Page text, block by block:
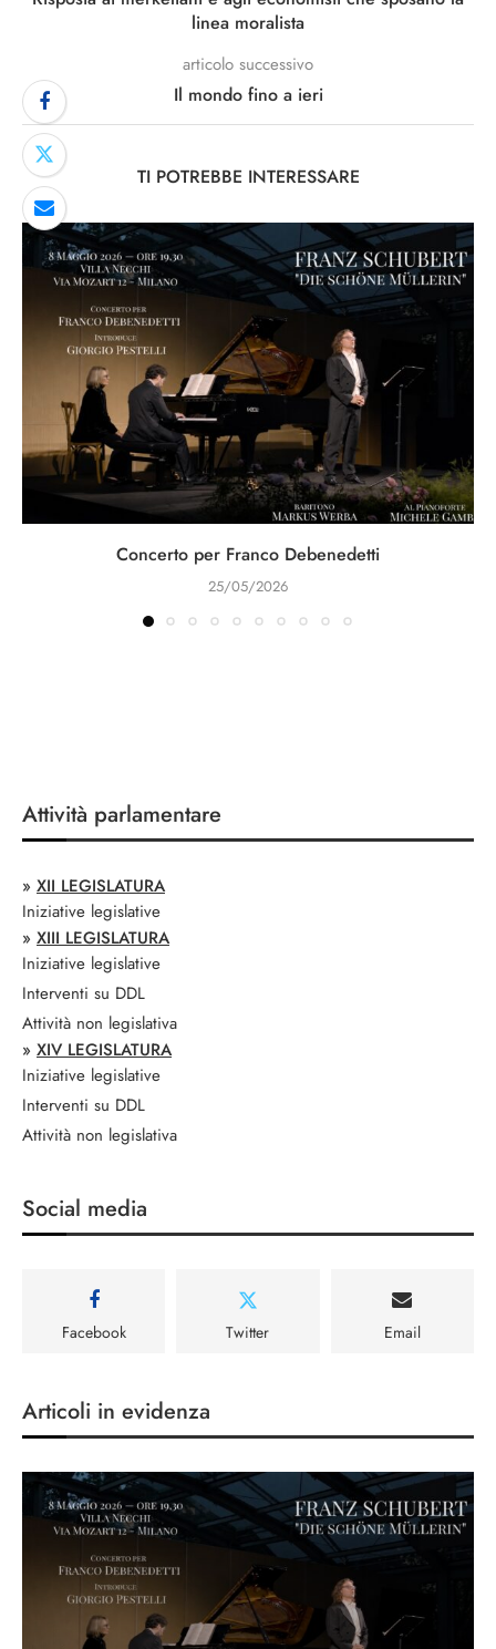
linea moralista
articolo successivo
Il mondo fino a ieri
TI POTREBBE INTERESSARE
Concerto per Franco Debenedetti
25/05/2026
Attività parlamentare
» XII LEGISLATURA
Iniziative legislative
» XIII LEGISLATURA
Iniziative legislative
Interventi su DDL
Attività non legislativa
» XIV LEGISLATURA
Iniziative legislative
Interventi su DDL
Attività non legislativa
Social media
Facebook Twitter Email
Articoli in evidenza